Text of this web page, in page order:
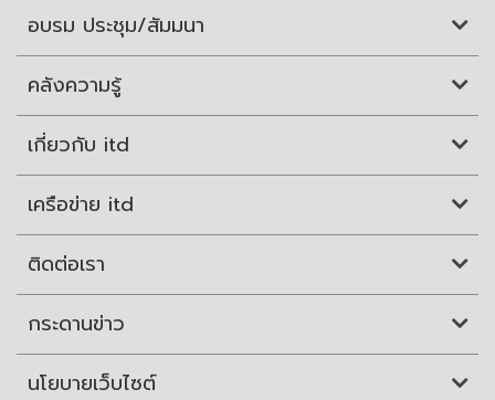
อบรม ประชุม/สัมมนา
คลังความรู้
เกี่ยวกับ itd
เครือข่าย itd
ติดต่อเรา
กระดานข่าว
นโยบายเว็บไซต์